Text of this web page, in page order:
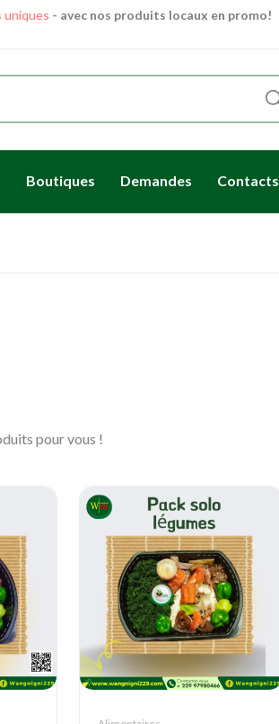
uniques - avec nos produits locaux en promo!
Boutiques Demandes Contacts
pour vous !